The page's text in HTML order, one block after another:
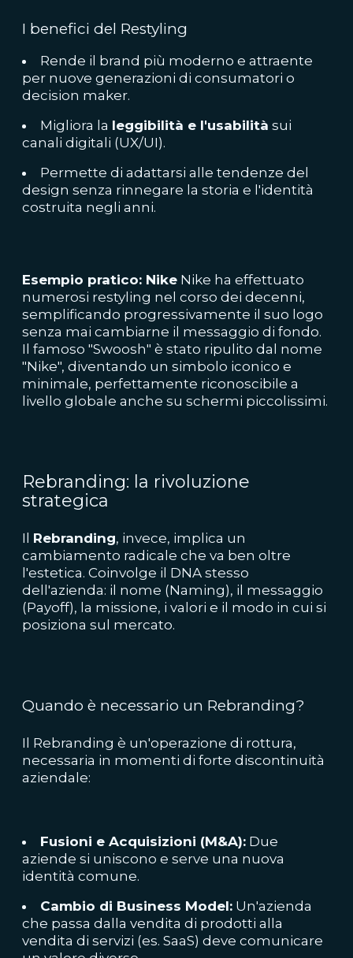
I benefici del Restyling
Rende il brand più moderno e attraente
per nuove generazioni di consumatori o
decision maker.
Migliora la leggibilità e l'usabilità sui
canali digitali (UX/UI).
Permette di adattarsi alle tendenze del
design senza rinnegare la storia e l'identità
costruita negli anni.
Esempio pratico: Nike Nike ha effettuato
numerosi restyling nel corso dei decenni,
semplificando progressivamente il suo logo
senza mai cambiarne il messaggio di fondo.
Il famoso "Swoosh" è stato ripulito dal nome
"Nike", diventando un simbolo iconico e
minimale, perfettamente riconoscibile a
livello globale anche su schermi piccolissimi.
Rebranding: la rivoluzione
strategica
Il Rebranding, invece, implica un
cambiamento radicale che va ben oltre
l'estetica. Coinvolge il DNA stesso
dell'azienda: il nome (Naming), il messaggio
(Payoff), la missione, i valori e il modo in cui si
posiziona sul mercato.
Quando è necessario un Rebranding?
Il Rebranding è un'operazione di rottura,
necessaria in momenti di forte discontinuità
aziendale:
Fusioni e Acquisizioni (M&A): Due
aziende si uniscono e serve una nuova
identità comune.
Cambio di Business Model: Un'azienda
che passa dalla vendita di prodotti alla
vendita di servizi (es. SaaS) deve comunicare